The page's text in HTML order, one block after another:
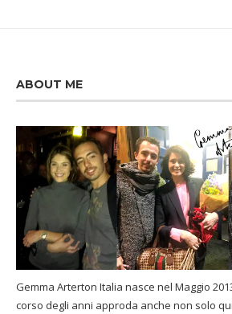
ABOUT ME
Gemma Arterton Italia nasce nel Maggio
corso degli anni approda anche non solo